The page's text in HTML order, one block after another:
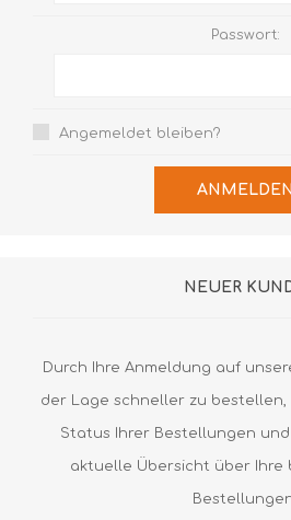
Passwort:
Angemeldet bleiben?
ANMELDEN
NEUER
Durch Ihre Anmeldung auf
der Lage schneller zu bestellen,
Status Ihrer Bestellungen
aktuelle Übersicht über Ihre